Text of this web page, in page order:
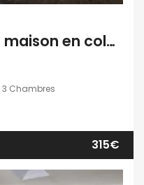
kot à louer dans une maison en colocation pour 2 ou 3 étudiants
3 Chambres
315€